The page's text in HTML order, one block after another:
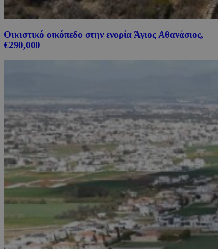
Οικιστικό οικόπεδο στην ενορία Άγιος Αθανάσιος,
€290,000